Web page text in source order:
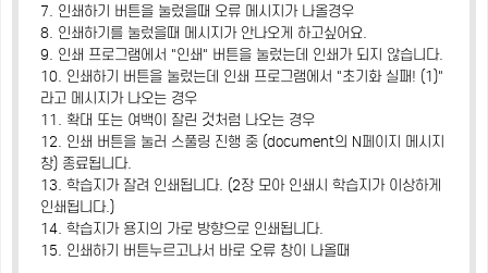
7. 인쇄하기 버튼을 눌렀을때 오류 메시지가 나올경우
8. 인쇄하기를 눌렀을때 메시지가 안나오게 하고싶어요.
9. 인쇄 프로그램에서 "인쇄" 버튼을 눌렀는데 인쇄가 되지 않습니다.
10. 인쇄하기 버튼을 눌렀는데 인쇄 프로그램에서 "초기화 실패! (1)"
라고 메시지가 나오는 경우
11. 확대 또는 여백이 잘린 것처럼 나오는 경우
12. 인쇄 버튼을 눌러 스풀링 진행 중 (document의 N페이지 메시지
창) 종료됩니다.
13. 학습지가 잘려 인쇄됩니다. (2장 모아 인쇄시 학습지가 이상하게
인쇄됩니다.)
14. 학습지가 용지의 가로 방향으로 인쇄됩니다.
15. 인쇄하기 버튼누르고나서 바로 오류 창이 나올때